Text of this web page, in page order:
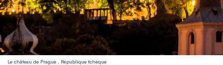
Le château de Prague , République tchèque